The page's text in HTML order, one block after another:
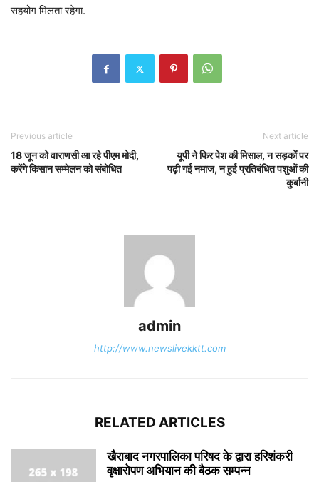
सहयोग मिलता रहेगा.
Previous article
18 जून को वाराणसी आ रहे पीएम मोदी,
करेंगे किसान सम्मेलन को संबोधित
Next article
यूपी ने फिर पेश की मिसाल, न सड़कों पर
पढ़ी गई नमाज, न हुई प्रतिबंधित पशुओं की
कुर्बानी
admin
http://www.newslivekktt.com
RELATED ARTICLES
खैराबाद नगरपालिका परिषद के द्वारा हरिशंकरी
वृक्षारोपण अभियान की बैठक सम्पन्न